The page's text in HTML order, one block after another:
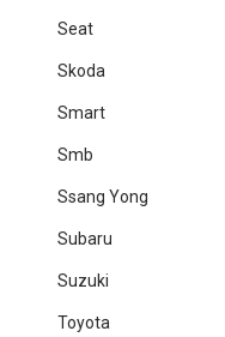
Seat
Skoda
Smart
Smb
Ssang Yong
Subaru
Suzuki
Toyota